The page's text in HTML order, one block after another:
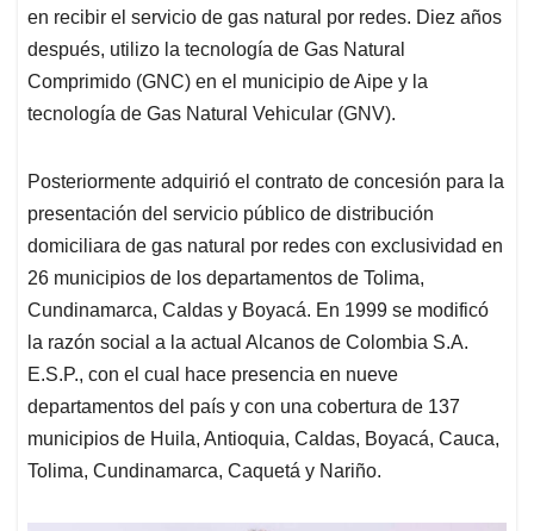
en recibir el servicio de gas natural por redes. Diez años
después, utilizo la tecnología de Gas Natural
Comprimido (GNC) en el municipio de Aipe y la
tecnología de Gas Natural Vehicular (GNV).
Posteriormente adquirió el contrato de concesión para la
presentación del servicio público de distribución
domiciliara de gas natural por redes con exclusividad en
26 municipios de los departamentos de Tolima,
Cundinamarca, Caldas y Boyacá. En 1999 se modificó
la razón social a la actual Alcanos de Colombia S.A.
E.S.P., con el cual hace presencia en nueve
departamentos del país y con una cobertura de 137
municipios de Huila, Antioquia, Caldas, Boyacá, Cauca,
Tolima, Cundinamarca, Caquetá y Nariño.